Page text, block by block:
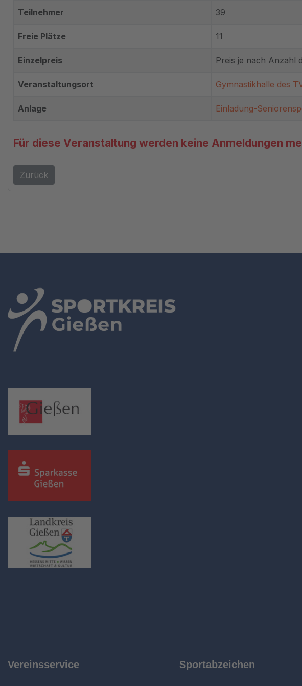
Teilnehmer 39
Freie Plätze 11
Einzelpreis Preis je nach Anzahl
Veranstaltungsort Gymnastikhalle des
Anlage Einladung-
Für diese Veranstaltung werden keine Anmeldungen
Zurück
Vereinsservice Sportabzeichen